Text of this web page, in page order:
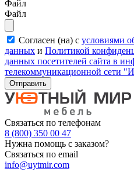
Файл
Файл
Согласен (на) с условиями
данных и Политикой
данных посетителей сайта в
телекоммуникационной сети
Отправить
Связаться по телефонам
8 (800) 350 00 47
Нужна помощь с заказом?
Связаться по email
info@uytmir.com